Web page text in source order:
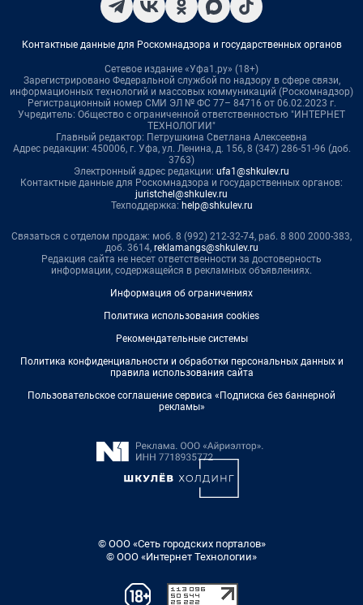
Контактные данные для Роскомнадзора и государственных органов
Сетевое издание «Уфа1.ру» (18+)
Зарегистрировано Федеральной службой по надзору в сфере связи,
информационных технологий и массовых коммуникаций (Роскомнадзор)
Регистрационный номер СМИ ЭЛ № ФС 77– 84716 от 06.02.2023 г.
Учредитель: Общество с ограниченной ответственностью "ИНТЕРНЕТ
ТЕХНОЛОГИИ"
Главный редактор: Петрушкина Светлана Алексеевна
Адрес редакции: 450006, г. Уфа, ул. Ленина, д. 156, 8 (347) 286-51-96 (доб.
3763)
Электронный адрес редакции: ufa1@shkulev.ru
Контактные данные для Роскомнадзора и государственных органов:
juristchel@shkulev.ru
Техподдержка: help@shkulev.ru
Связаться с отделом продаж: моб. 8 (992) 212-32-74, раб. 8 800 2000-383,
доб. 3614, reklamangs@shkulev.ru
Редакция сайта не несет ответственности за достоверность
информации, содержащейся в рекламных объявлениях.
Информация об ограничениях
Политика использования cookies
Рекомендательные системы
Политика конфиденциальности и обработки персональных данных и
правила использования сайта
Пользовательское соглашение сервиса «Подписка без баннерной
рекламы»
© ООО «Сеть городских порталов»
© ООО «Интернет Технологии»